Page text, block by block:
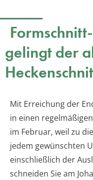
gelingt der
Mit Erreichung der
in einen
im Februar, weil zu
jedem gewünschten
einschließlich der
schneiden Sie am